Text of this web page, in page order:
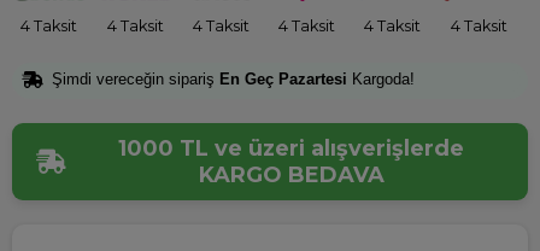
4 Taksit 4 Taksit 4 Taksit 4 Taksit 4 Taksit 4 Taksit
Şimdi vereceğin sipariş En Geç Pazartesi Kargoda!
1000 TL ve üzeri alışverişlerde
KARGO BEDAVA